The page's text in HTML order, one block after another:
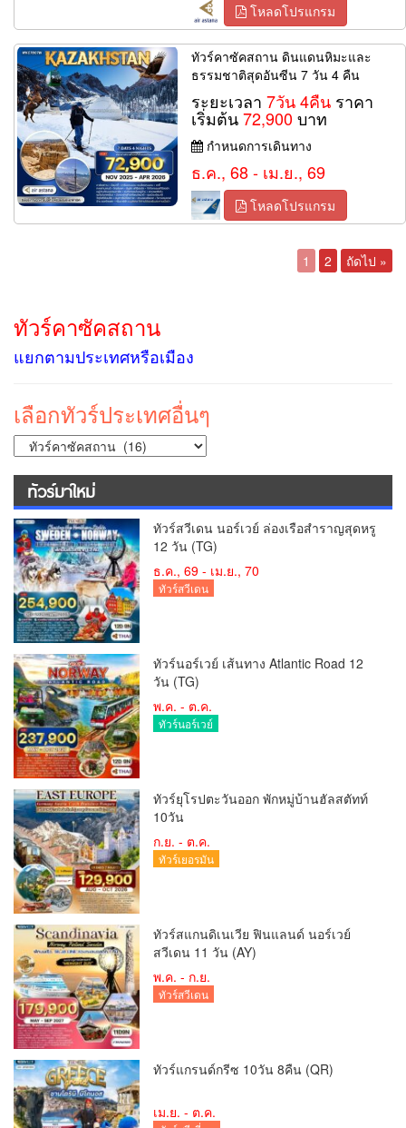
โหลดโปรแกรม
ทัวร์คาซัคสถาน ดินแดนหิมะและ
ธรรมชาติสุดอันซีน 7 วัน 4 คืน
ระยะเวลา7วัน 4คืน ราคา
เริ่มต้น72,900บาท
กำหนดการเดินทาง
ธ.ค., 68 - เม.ย., 69
โหลดโปรแกรม
1 2 ถัดไป »
ทัวร์คาซัคสถาน
แยกตามประเทศหรือเมือง
เลือกทัวร์ประเทศอื่นๆ
ทัวร์มาใหม่
ทัวร์สวีเดน นอร์เวย์ ล่องเรือสำราญสุดหรู
12 วัน (TG)
ธ.ค., 69 - เม.ย., 70
ทัวร์สวีเดน
ทัวร์นอร์เวย์ เส้นทาง Atlantic Road 12
วัน (TG)
พ.ค. - ต.ค.
ทัวร์นอร์เวย์
ทัวร์ยุโรปตะวันออก พักหมู่บ้านฮัลสตัทท์
10วัน
ก.ย. - ต.ค.
ทัวร์เยอรมัน
ทัวร์สแกนดิเนเวีย ฟินแลนด์ นอร์เวย์
สวีเดน 11 วัน (AY)
พ.ค. - ก.ย.
ทัวร์สวีเดน
ทัวร์แกรนด์กรีซ 10วัน 8คืน (QR)
เม.ย. - ต.ค.